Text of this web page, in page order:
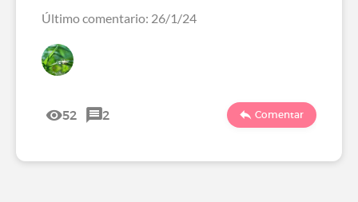
Último comentario: 26/1/24
52 2 Comentar